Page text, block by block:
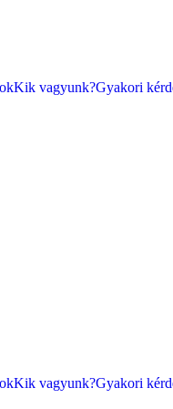
Kik vagyunk?Gyakori
Kik vagyunk?Gyakori